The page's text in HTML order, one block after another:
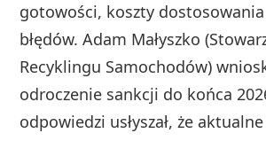
gotowości, koszty
błędów. Adam Małyszko
Recyklingu Samochodów)
odroczenie sankcji do końca
odpowiedzi usłyszał, że